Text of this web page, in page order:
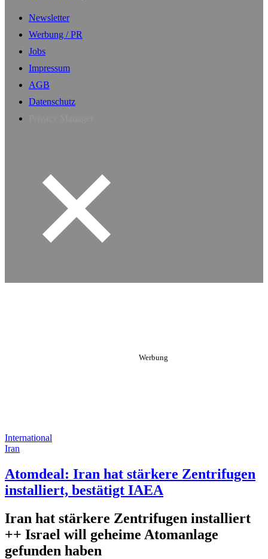
Newsletter
Werbung / PR
Jobs
Impressum
AGB
Datenschutz
International
Iran
Atomdeal: Iran hat stärkere Zentrifugen
installiert, bestätigt IAEA
Iran hat stärkere Zentrifugen installiert
++ Israel will geheime Atomanlage
gefunden haben